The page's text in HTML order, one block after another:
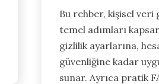
Bu rehber, kişisel
temel adımları
gizlilik ayarlarına,
güvenliğine kadar
sunar. Ayrıca pratik